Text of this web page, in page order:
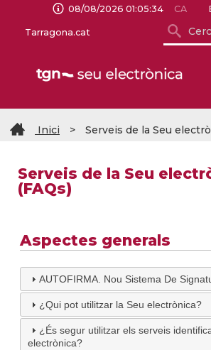
08/08/2026 01:05:34
Tarragona.cat
CA
Inici > Serveis de la Seu
Serveis de la Seu
(FAQs)
Aspectes generals
AUTOFIRMA. Nou Sistema De
¿Qui pot utilitzar la Seu electrònica?
¿És segur utilitzar els serveis
electrònica?